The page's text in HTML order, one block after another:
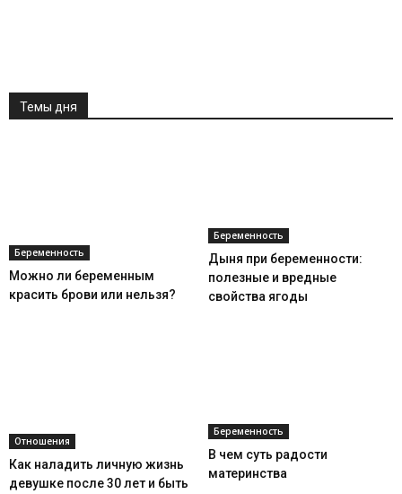
Темы дня
Беременность
Можно ли беременным
красить брови или нельзя?
Беременность
Дыня при беременности:
полезные и вредные
свойства ягоды
Отношения
Как наладить личную жизнь
девушке после 30 лет и быть
Беременность
В чем суть радости
материнства